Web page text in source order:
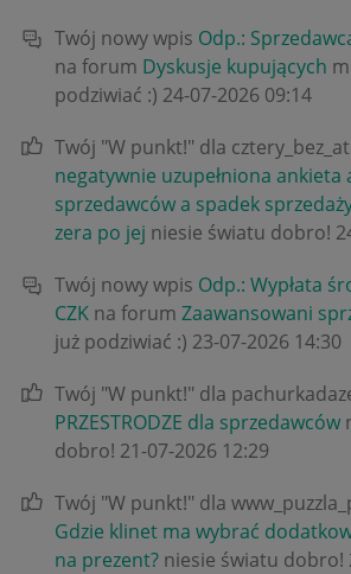
Twój nowy wpis Odp.:
na forum Dyskusje kupujących
podziwiać :) ‎24-07-2026 09:14
Twój "W punkt!" dla
negatywnie uzupełniona ankieta
sprzedawców a spadek
zera po jej niesie światu dobro!
Twój nowy wpis Odp.: Wypłata
CZK na forum Zaawansowani
już podziwiać :) ‎23-07-2026 14:30
Twój "W punkt!" dla
PRZESTRODZE dla sprzedawców
dobro! ‎21-07-2026 12:29
Twój "W punkt!" dla
Gdzie klinet ma wybrać
na prezent? niesie światu dobro!